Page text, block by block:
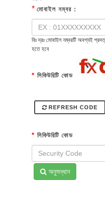
* মোবাইল নম্বর :
বিঃ দ্রঃ মোবাইল নম্বরটি অবশ্যই
হতে হবে
* সিকিউরিটি কোড
REFRESH CODE
* সিকিউরিটি কোড
অনুসন্ধান